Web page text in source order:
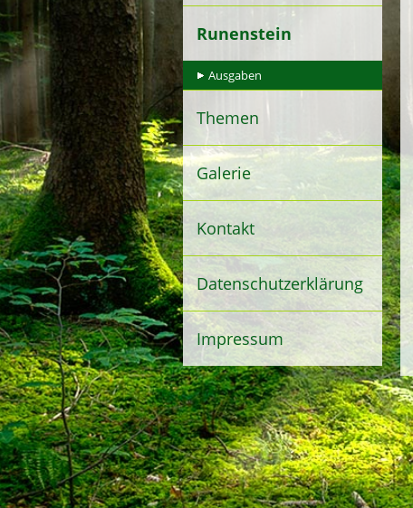
Runenstein
Ausgaben
Themen
Galerie
Kontakt
Datenschutzerklärung
Impressum